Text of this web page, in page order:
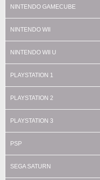
NINTENDO GAMECUBE
NINTENDO WII
NINTENDO WII U
PLAYSTATION 1
PLAYSTATION 2
PLAYSTATION 3
PSP
SEGA SATURN